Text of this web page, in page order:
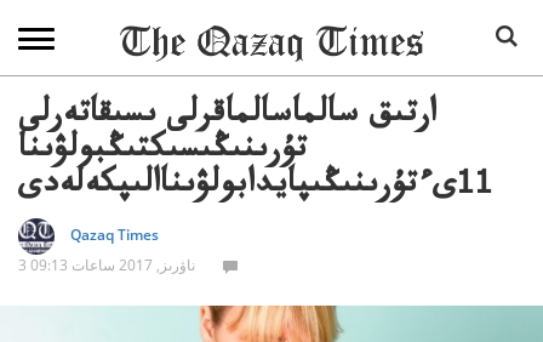
ارتىق سالماسالماقرلى ىسىقاتەرلى
تۇرىنىڭىسىكتىڭبولۋىنا
11ىءتۇرىنىڭىپايدابولۋىناالىپكەلەدى
Qazaq Times
3 ناۋرىز, 2017 ساعات 09:13